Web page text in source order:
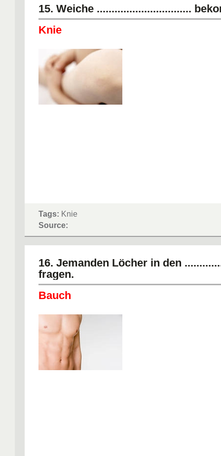
15. Weiche ................................
Knie
Tags: Knie
Source:
16. Jemanden Löcher in den
fragen.
Bauch